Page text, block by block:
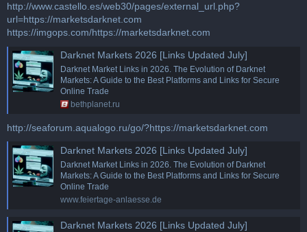
http://www.castello.es/web30/pages/external_url.php?
url=https://marketsdarknet.com
https://imgops.com/https://marketsdarknet.com
Darknet Markets 2026 [Links Updated July]
Darknet Market Links in 2026. The Evolution of Darknet
Markets: A Guide to the Best Platforms and Links for Secure
Online Trade
bethplanet.ru
http://seaforum.aqualogo.ru/go/?https://marketsdarknet.com
Darknet Markets 2026 [Links Updated July]
Darknet Market Links in 2026. The Evolution of Darknet
Markets: A Guide to the Best Platforms and Links for Secure
Online Trade
www.feiertage-anlaesse.de
Darknet Markets 2026 [Links Updated July]